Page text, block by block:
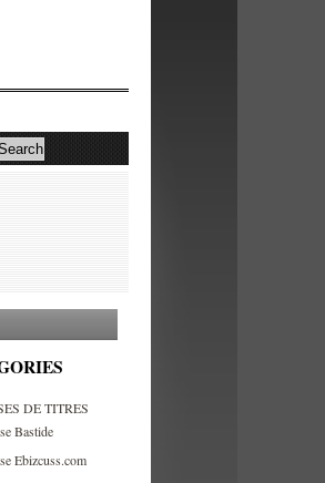
DE TITRES
Bastide
Ebizcuss.com